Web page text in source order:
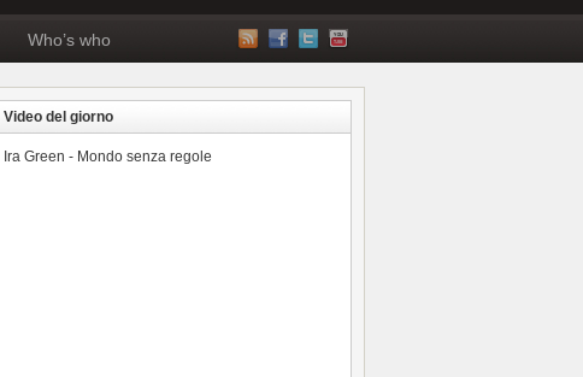
Who’s who
Video del giorno
Ira Green - Mondo senza regole